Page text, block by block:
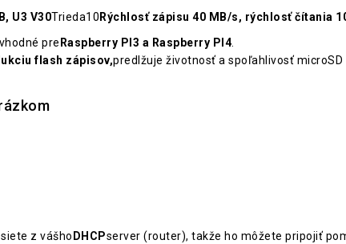
U3 V30Trieda10 Rýchlosť zápisu 40 MB/s, rýchlosť čítania
pre Raspberry PI3 a Raspberry PI4.
flash zápisov,predlžuje životnosť a spoľahlivosť microSD
z vášho DHCPserver (router), takže ho môžete pripojiť